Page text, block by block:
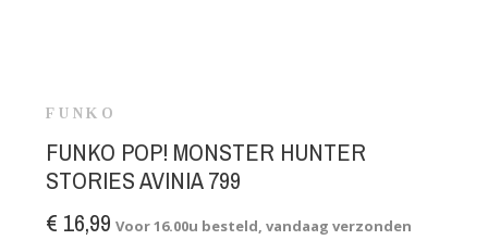
FUNKO
FUNKO POP! MONSTER HUNTER
STORIES AVINIA 799
€ 16,99 Voor 16.00u besteld, vandaag verzonden